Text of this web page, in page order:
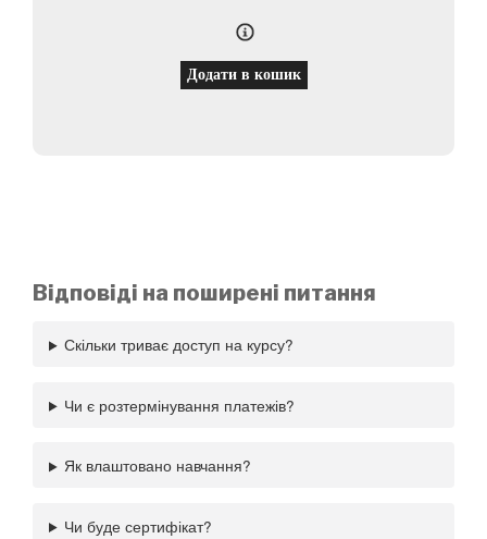
Додати в кошик
Відповіді на поширені питання
Скільки триває доступ на курсу?
Чи є розтермінування платежів?
Як влаштовано навчання?
Чи буде сертифікат?